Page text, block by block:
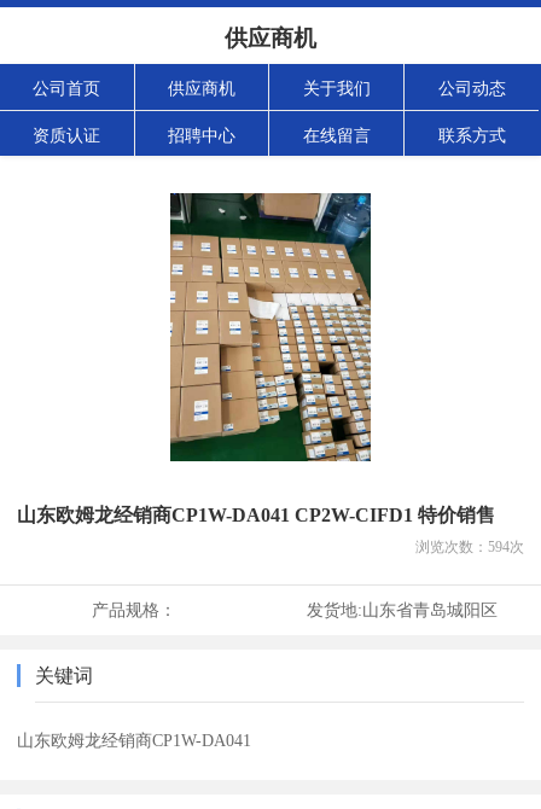
供应商机
公司首页 供应商机 关于我们 公司动态
资质认证 招聘中心 在线留言 联系方式
山东欧姆龙经销商CP1W-DA041 CP2W-CIFD1 特价销售
浏览次数： 594次
产品规格： 发货地:山东省青岛城阳区
关键词
山东欧姆龙经销商CP1W-DA041